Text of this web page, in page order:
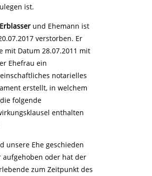
ist.
Erblasser und Ehemann ist
verstorben. Er
mit Datum 28.07.2011 mit
Ehefrau ein
notarielles
erstellt, in welchem
folgende
enthalten
unsere Ehe geschieden
aufgehoben oder hat der
zum Zeitpunkt des